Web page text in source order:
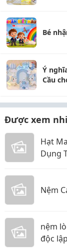
Bé
Ý
Cầu
Được xem
Hạt
Dụng
Nệm
nệm
độc lập